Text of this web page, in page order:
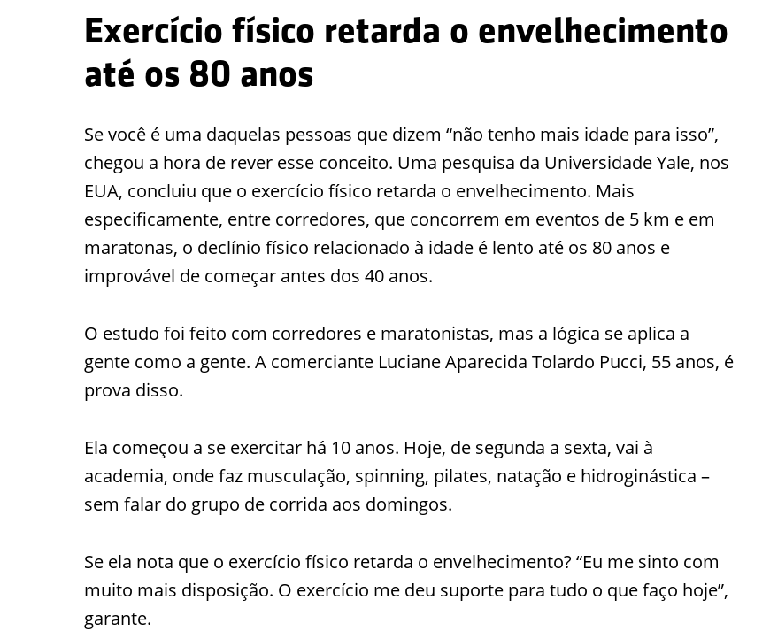
Exercício físico retarda o envelhecimento
até os 80 anos
Se você é uma daquelas pessoas que dizem “não tenho mais idade para isso”,
chegou a hora de rever esse conceito. Uma pesquisa da Universidade Yale, nos
EUA, concluiu que o exercício físico retarda o envelhecimento. Mais
especificamente, entre corredores, que concorrem em eventos de 5 km e em
maratonas, o declínio físico relacionado à idade é lento até os 80 anos e
improvável de começar antes dos 40 anos.
O estudo foi feito com corredores e maratonistas, mas a lógica se aplica a
gente como a gente. A comerciante Luciane Aparecida Tolardo Pucci, 55 anos, é
prova disso.
Ela começou a se exercitar há 10 anos. Hoje, de segunda a sexta, vai à
academia, onde faz musculação, spinning, pilates, natação e hidroginástica –
sem falar do grupo de corrida aos domingos.
Se ela nota que o exercício físico retarda o envelhecimento? “Eu me sinto com
muito mais disposição. O exercício me deu suporte para tudo o que faço hoje”,
garante.